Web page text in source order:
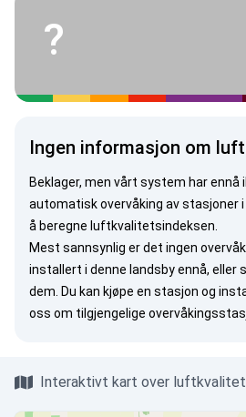
?
Ingen informasjon om
Beklager, men vårt system har ennå
automatisk overvåking av stasjoner
å beregne luftkvalitetsindeksen.
Mest sannsynlig er det ingen
installert i denne landsby ennå, eller
dem. Du kan kjøpe en stasjon og
oss om tilgjengelige
Interaktivt kart over luftkvalitet